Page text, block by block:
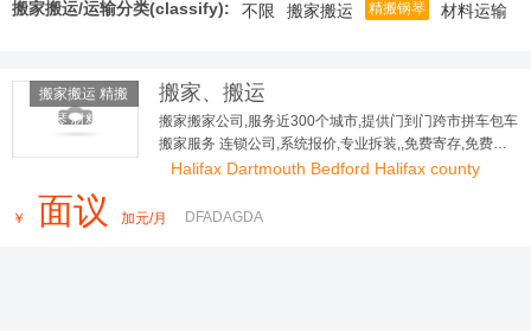
搬家搬运/运输分类(classify): 不限 搬家搬运 精搬钢琴 材料运输
搬家搬运 精搬
钢琴 材料运
搬家、搬运
搬家搬家公司,服务近300个城市,提供门到门跨市拼车包车
搬家服务 连锁公司,系统报价,专业拆装,,免费寄存,免费评
估,全程保险
Halifax Dartmouth Bedford Halifax county
￥ 面议 加元/月 DFADAGDA